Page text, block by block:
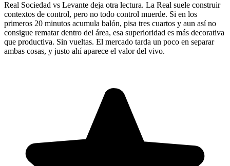
Real Sociedad vs Levante deja otra lectura. La Real suele construir
contextos de control, pero no todo control muerde. Si en los
primeros 20 minutos acumula balón, pisa tres cuartos y aun así no
consigue rematar dentro del área, esa superioridad es más decorativa
que productiva. Sin vueltas. El mercado tarda un poco en separar
ambas cosas, y justo ahí aparece el valor del vivo.